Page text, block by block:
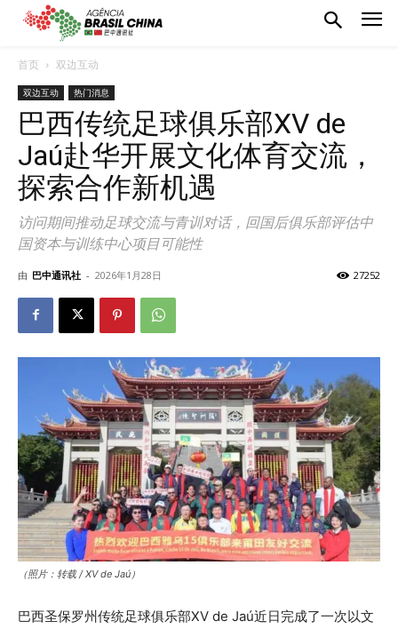
首页 双边互动
双边互动 热门消息
巴西传统足球俱乐部XV de
Jaú赴华开展文化体育交流，
探索合作新机遇
访问期间推动足球交流与青训对话，回国后俱乐部评估中
国资本与训练中心项目可能性
由 巴中通讯社 - 2026年1月28日 27252
（照片：转载 / XV de Jaú）
巴西圣保罗州传统足球俱乐部XV de Jaú近日完成了一次以文